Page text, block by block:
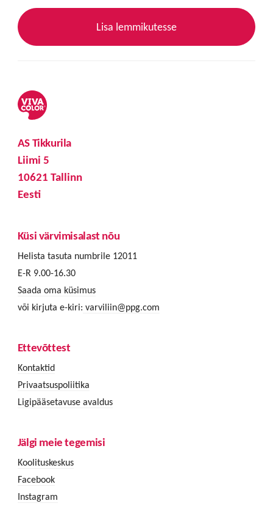
Lisa lemmikutesse
AS Tikkurila
Liimi 5
10621 Tallinn
Eesti
Küsi värvimisalast nõu
Helista tasuta numbrile 12011
E-R 9.00-16.30
Saada oma küsimus
või kirjuta e-kiri: varviliin@ppg.com
Ettevõttest
Kontaktid
Privaatsuspoliitika
Ligipääsetavuse avaldus
Jälgi meie tegemisi
Koolituskeskus
Facebook
Instagram